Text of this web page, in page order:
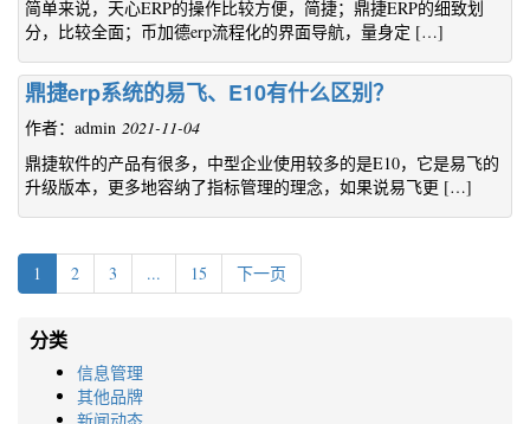
简单来说，天心ERP的操作比较方便，简捷；鼎捷ERP的细致划
分，比较全面；币加德erp流程化的界面导航，量身定 […]
鼎捷erp系统的易飞、E10有什么区别？
作者：admin 2021-11-04
鼎捷软件的产品有很多，中型企业使用较多的是E10，它是易飞的
升级版本，更多地容纳了指标管理的理念，如果说易飞更 […]
1 (current)
2 3 ... 15 下一页
分类
信息管理
其他品牌